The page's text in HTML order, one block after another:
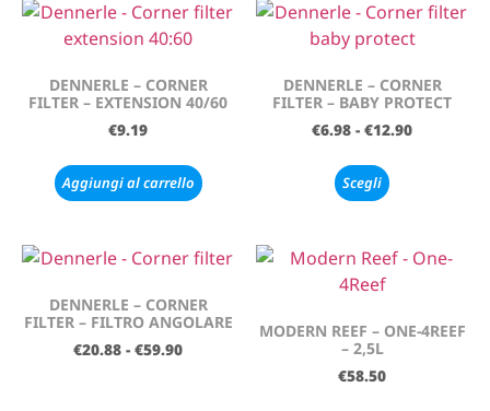
DENNERLE – CORNER
FILTER – EXTENSION 40/60
€9.19
Aggiungi al carrello
DENNERLE – CORNER
FILTER – BABY PROTECT
€6.98 - €12.90
Scegli
DENNERLE – CORNER
FILTER – FILTRO ANGOLARE
€20.88 - €59.90
MODERN REEF – ONE-4REEF
– 2,5L
€58.50